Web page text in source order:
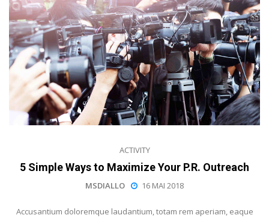
ACTIVITY
5 Simple Ways to Maximize Your P.R. Outreach
MSDIALLO 16 MAI 2018
Accusantium doloremque laudantium, totam rem aperiam, eaque